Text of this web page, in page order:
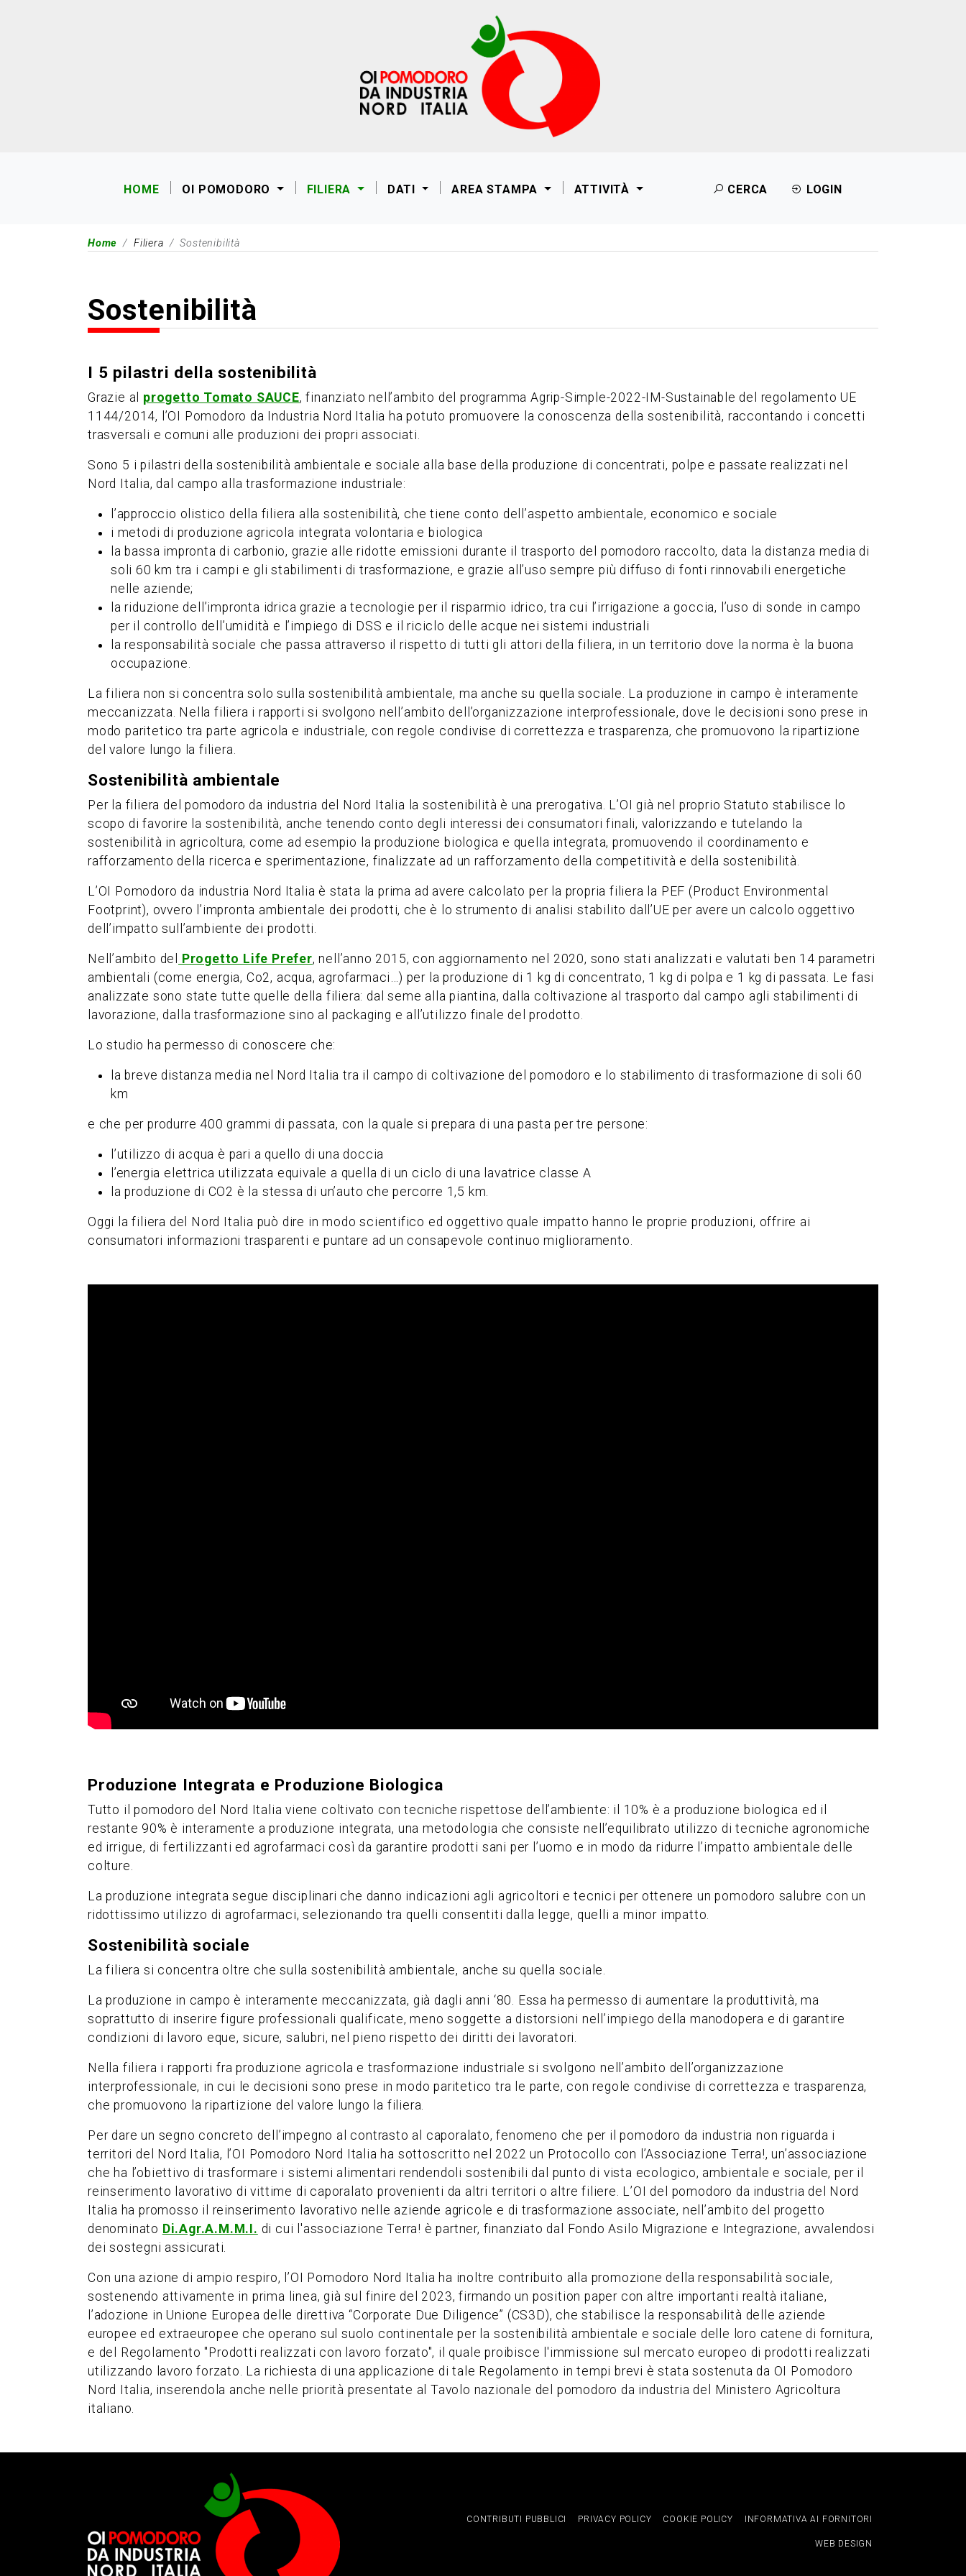
HOME OI POMODORO FILIERA DATI AREA STAMPA ATTIVITÀ LOGIN
CERCA
Home Filiera Sostenibilità
Sostenibilità
I 5 pilastri della sostenibilità
Grazie al progetto Tomato SAUCE, finanziato nell’ambito del programma Agrip-Simple-2022-IM-Sustainable del regolamento UE
1144/2014, l’OI Pomodoro da Industria Nord Italia ha potuto promuovere la conoscenza della sostenibilità, raccontando i concetti
trasversali e comuni alle produzioni dei propri associati.
Sono 5 i pilastri della sostenibilità ambientale e sociale alla base della produzione di concentrati, polpe e passate realizzati nel
Nord Italia, dal campo alla trasformazione industriale:
l’approccio olistico della filiera alla sostenibilità, che tiene conto dell’aspetto ambientale, economico e sociale
i metodi di produzione agricola integrata volontaria e biologica
la bassa impronta di carbonio, grazie alle ridotte emissioni durante il trasporto del pomodoro raccolto, data la distanza media di
soli 60 km tra i campi e gli stabilimenti di trasformazione, e grazie all’uso sempre più diffuso di fonti rinnovabili energetiche
nelle aziende;
la riduzione dell’impronta idrica grazie a tecnologie per il risparmio idrico, tra cui l’irrigazione a goccia, l’uso di sonde in campo
per il controllo dell’umidità e l’impiego di DSS e il riciclo delle acque nei sistemi industriali
la responsabilità sociale che passa attraverso il rispetto di tutti gli attori della filiera, in un territorio dove la norma è la buona
occupazione.
La filiera non si concentra solo sulla sostenibilità ambientale, ma anche su quella sociale. La produzione in campo è interamente
meccanizzata. Nella filiera i rapporti si svolgono nell’ambito dell’organizzazione interprofessionale, dove le decisioni sono prese in
modo paritetico tra parte agricola e industriale, con regole condivise di correttezza e trasparenza, che promuovono la ripartizione
del valore lungo la filiera.
Sostenibilità ambientale
Per la filiera del pomodoro da industria del Nord Italia la sostenibilità è una prerogativa. L’OI già nel proprio Statuto stabilisce lo
scopo di favorire la sostenibilità, anche tenendo conto degli interessi dei consumatori finali, valorizzando e tutelando la
sostenibilità in agricoltura, come ad esempio la produzione biologica e quella integrata, promuovendo il coordinamento e
rafforzamento della ricerca e sperimentazione, finalizzate ad un rafforzamento della competitività e della sostenibilità.
L’OI Pomodoro da industria Nord Italia è stata la prima ad avere calcolato per la propria filiera la PEF (Product Environmental
Footprint), ovvero l’impronta ambientale dei prodotti, che è lo strumento di analisi stabilito dall’UE per avere un calcolo oggettivo
dell’impatto sull’ambiente dei prodotti.
Nell’ambito del Progetto Life Prefer, nell’anno 2015, con aggiornamento nel 2020, sono stati analizzati e valutati ben 14 parametri
ambientali (come energia, Co2, acqua, agrofarmaci…) per la produzione di 1 kg di concentrato, 1 kg di polpa e 1 kg di passata. Le fasi
analizzate sono state tutte quelle della filiera: dal seme alla piantina, dalla coltivazione al trasporto dal campo agli stabilimenti di
lavorazione, dalla trasformazione sino al packaging e all’utilizzo finale del prodotto.
Lo studio ha permesso di conoscere che:
la breve distanza media nel Nord Italia tra il campo di coltivazione del pomodoro e lo stabilimento di trasformazione di soli 60
km
e che per produrre 400 grammi di passata, con la quale si prepara di una pasta per tre persone:
l’utilizzo di acqua è pari a quello di una doccia
l’energia elettrica utilizzata equivale a quella di un ciclo di una lavatrice classe A
la produzione di CO2 è la stessa di un’auto che percorre 1,5 km.
Oggi la filiera del Nord Italia può dire in modo scientifico ed oggettivo quale impatto hanno le proprie produzioni, offrire ai
consumatori informazioni trasparenti e puntare ad un consapevole continuo miglioramento.
Produzione Integrata e Produzione Biologica
Tutto il pomodoro del Nord Italia viene coltivato con tecniche rispettose dell’ambiente: il 10% è a produzione biologica ed il
restante 90% è interamente a produzione integrata, una metodologia che consiste nell’equilibrato utilizzo di tecniche agronomiche
ed irrigue, di fertilizzanti ed agrofarmaci così da garantire prodotti sani per l’uomo e in modo da ridurre l’impatto ambientale delle
colture.
La produzione integrata segue disciplinari che danno indicazioni agli agricoltori e tecnici per ottenere un pomodoro salubre con un
ridottissimo utilizzo di agrofarmaci, selezionando tra quelli consentiti dalla legge, quelli a minor impatto.
Sostenibilità sociale
La filiera si concentra oltre che sulla sostenibilità ambientale, anche su quella sociale.
La produzione in campo è interamente meccanizzata, già dagli anni ‘80. Essa ha permesso di aumentare la produttività, ma
soprattutto di inserire figure professionali qualificate, meno soggette a distorsioni nell’impiego della manodopera e di garantire
condizioni di lavoro eque, sicure, salubri, nel pieno rispetto dei diritti dei lavoratori.
Nella filiera i rapporti fra produzione agricola e trasformazione industriale si svolgono nell’ambito dell’organizzazione
interprofessionale, in cui le decisioni sono prese in modo paritetico tra le parte, con regole condivise di correttezza e trasparenza,
che promuovono la ripartizione del valore lungo la filiera.
Per dare un segno concreto dell’impegno al contrasto al caporalato, fenomeno che per il pomodoro da industria non riguarda i
territori del Nord Italia, l’OI Pomodoro Nord Italia ha sottoscritto nel 2022 un Protocollo con l’Associazione Terra!, un’associazione
che ha l’obiettivo di trasformare i sistemi alimentari rendendoli sostenibili dal punto di vista ecologico, ambientale e sociale, per il
reinserimento lavorativo di vittime di caporalato provenienti da altri territori o altre filiere. L’OI del pomodoro da industria del Nord
Italia ha promosso il reinserimento lavorativo nelle aziende agricole e di trasformazione associate, nell’ambito del progetto
denominato Di.Agr.A.M.M.I. di cui l'associazione Terra! è partner, finanziato dal Fondo Asilo Migrazione e Integrazione, avvalendosi
dei sostegni assicurati.
Con una azione di ampio respiro, l’OI Pomodoro Nord Italia ha inoltre contribuito alla promozione della responsabilità sociale,
sostenendo attivamente in prima linea, già sul finire del 2023, firmando un position paper con altre importanti realtà italiane,
l’adozione in Unione Europea delle direttiva “Corporate Due Diligence” (CS3D), che stabilisce la responsabilità delle aziende
europee ed extraeuropee che operano sul suolo continentale per la sostenibilità ambientale e sociale delle loro catene di fornitura,
e del Regolamento "Prodotti realizzati con lavoro forzato", il quale proibisce l'immissione sul mercato europeo di prodotti realizzati
utilizzando lavoro forzato. La richiesta di una applicazione di tale Regolamento in tempi brevi è stata sostenuta da OI Pomodoro
Nord Italia, inserendola anche nelle priorità presentate al Tavolo nazionale del pomodoro da industria del Ministero Agricoltura
italiano.
CONTRIBUTI PUBBLICI PRIVACY POLICY COOKIE POLICY INFORMATIVA AI FORNITORI
WEB DESIGN